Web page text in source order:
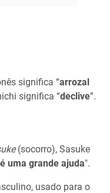
significa “arrozal
significa “declive”.
(socorro), Sasuke
uma grande ajuda".
usado para o